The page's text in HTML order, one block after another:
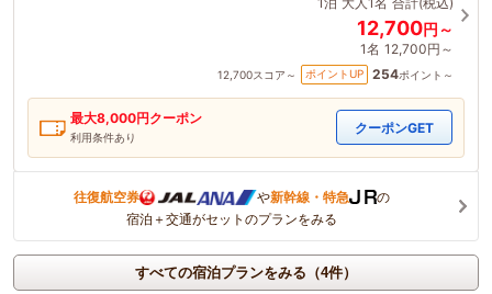
12,700円～
1名 12,700円～
12,700スコア～ ポイントUP 254ポイント～
最大8,000円クーポン
利用条件あり
クーポンGET
往復航空券 や新幹線・特急
の
宿泊＋交通がセットのプランをみる
すべての宿泊プランをみる（4件）